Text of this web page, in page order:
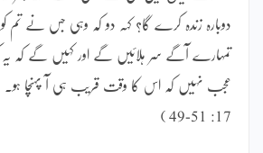
دوبارہ زندہ کرے گا؟ کہہ دو کہ وہی جس نے تم کو
تمہارے آگے سر ہلائیں گے اور کہیں گے کہ یہ
عجب نہیں کہ اس کا وقت قریب ہی آ پہنچا ہو۔
17: 51-49 )